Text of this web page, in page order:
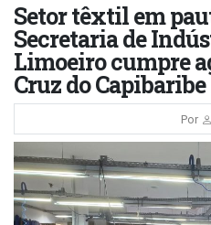
Setor têxtil em
Secretaria de
Limoeiro cumpre
Cruz do Capibaribe
Por